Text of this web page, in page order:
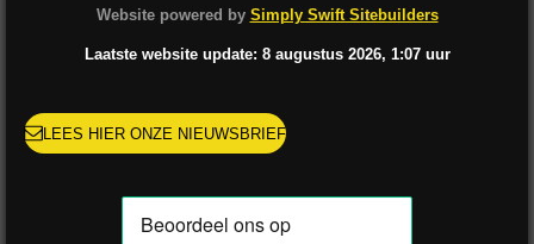
b
k
a
r
a
o
e
r
s
u
b
e
s
A
p
p
Website powered by Simply Swift Sitebuilders
Laatste website update: 8 augustus 2026, 1:07 uur
LEES HIER ONZE NIEUWSBRIEF